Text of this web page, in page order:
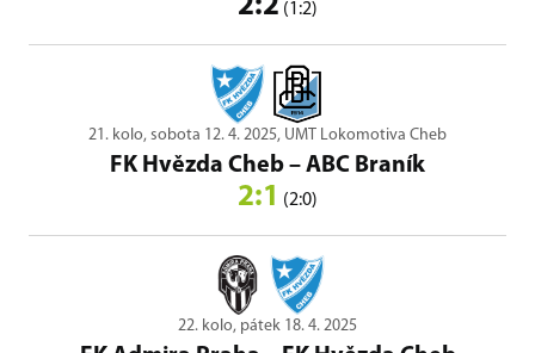
2:2 (1:2)
21. kolo, sobota 12. 4. 2025, UMT Lokomotiva Cheb
FK Hvězda Cheb – ABC Braník
2:1 (2:0)
22. kolo, pátek 18. 4. 2025